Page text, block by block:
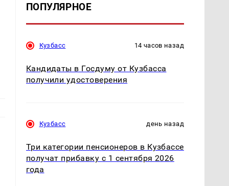
ПОПУЛЯРНОЕ
Кузбасс 14 часов назад
Кандидаты в Госдуму от Кузбасса
получили удостоверения
Кузбасс день назад
Три категории пенсионеров в Кузбассе
получат прибавку с 1 сентября 2026
года